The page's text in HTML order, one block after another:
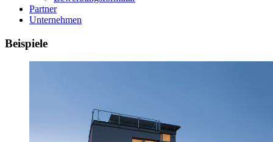
Partner
Unternehmen
Beispiele